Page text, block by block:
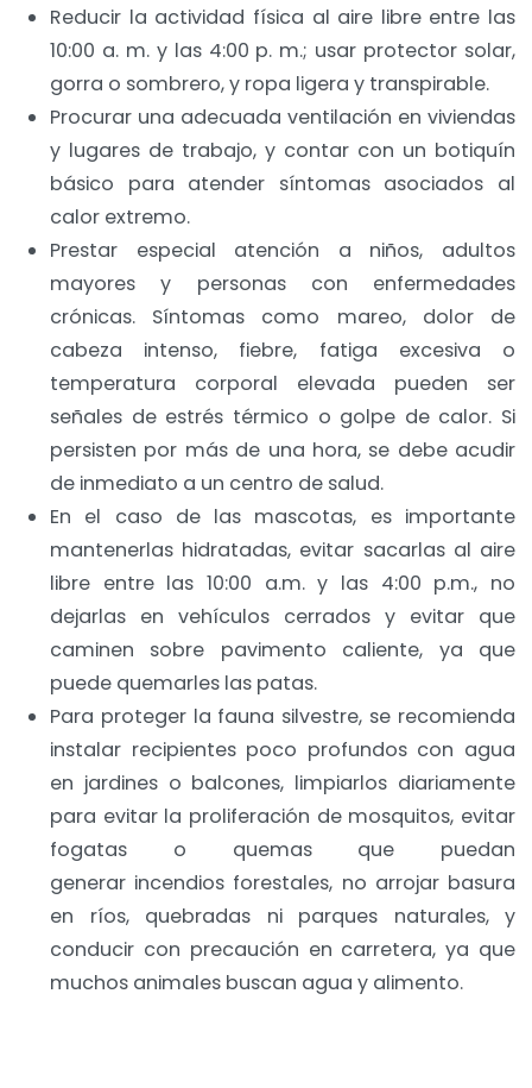
Reducir la actividad física al aire libre entre las
10:00 a. m. y las 4:00 p. m.; usar protector solar,
gorra o sombrero, y ropa ligera y transpirable.
Procurar una adecuada ventilación en viviendas
y lugares de trabajo, y contar con un botiquín
básico para atender síntomas asociados al
calor extremo.
Prestar especial atención a niños, adultos
mayores y personas con enfermedades
crónicas. Síntomas como mareo, dolor de
cabeza intenso, fiebre, fatiga excesiva o
temperatura corporal elevada pueden ser
señales de estrés térmico o golpe de calor. Si
persisten por más de una hora, se debe acudir
de inmediato a un centro de salud.
En el caso de las mascotas, es importante
mantenerlas hidratadas, evitar sacarlas al aire
libre entre las 10:00 a.m. y las 4:00 p.m., no
dejarlas en vehículos cerrados y evitar que
caminen sobre pavimento caliente, ya que
puede quemarles las patas.
Para proteger la fauna silvestre, se recomienda
instalar recipientes poco profundos con agua
en jardines o balcones, limpiarlos diariamente
para evitar la proliferación de mosquitos, evitar
fogatas o quemas que puedan
generar incendios forestales, no arrojar basura
en ríos, quebradas ni parques naturales, y
conducir con precaución en carretera, ya que
muchos animales buscan agua y alimento.